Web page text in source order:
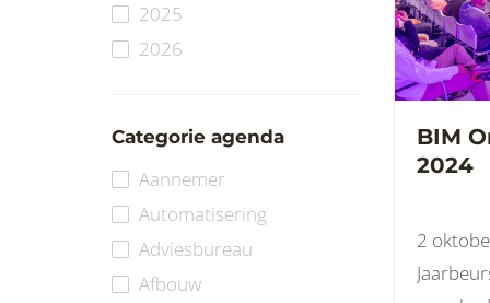
2025
2026
Categorie agenda
Aannemer
Automatisering
Adviesbureau
Afbouw
BIM
2024
2